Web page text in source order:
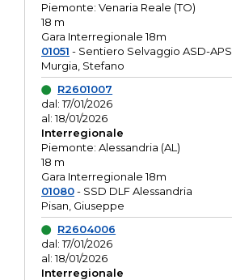
Piemonte: Venaria Reale (TO)
18 m
Gara Interregionale 18m
01051 - Sentiero Selvaggio ASD-APS
Murgia, Stefano
R2601007
dal: 17/01/2026
al: 18/01/2026
Interregionale
Piemonte: Alessandria (AL)
18 m
Gara Interregionale 18m
01080- SSD DLF Alessandria
Pisan, Giuseppe
R2604006
dal: 17/01/2026
al: 18/01/2026
Interregionale